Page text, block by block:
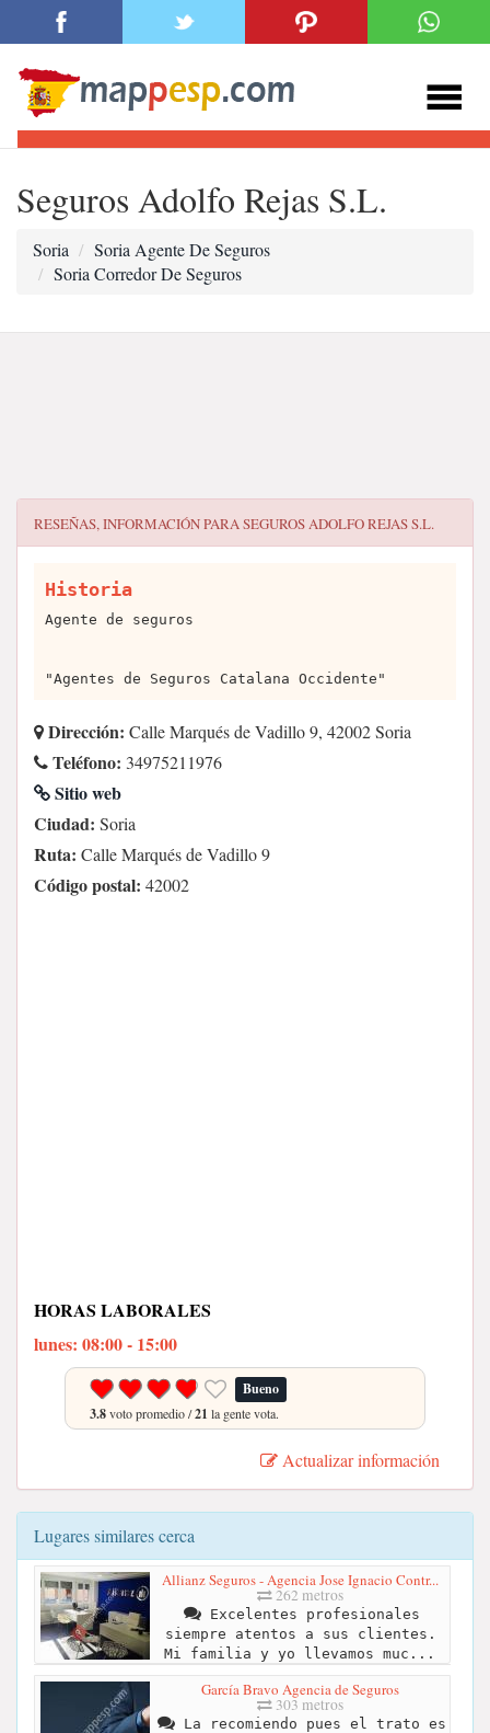
Seguros Adolfo Rejas S.L.
Soria
Soria Agente De Seguros
Soria Corredor De Seguros
RESEÑAS, INFORMACIÓN PARASEGUROS ADOLFO REJAS S.L.
Historia
Agente de seguros
"Agentes de Seguros Catalana Occidente"
Dirección: Calle Marqués de Vadillo 9, 42002 Soria
Teléfono: 34975211976
Sitio web
Ciudad: Soria
Ruta: Calle Marqués de Vadillo 9
Código postal: 42002
HORAS LABORALES
lunes: 08:00 - 15:00
Bueno
3.8voto promedio /21 la gente vota.
Actualizar información
Lugares similares cerca
Allianz Seguros - Agencia Jose Ignacio Contr...
262 metros
Excelentes profesionales
siempre atentos a sus clientes.
Mi familia y yo llevamos muc...
García Bravo Agencia de Seguros
303 metros
La recomiendo pues el trato es